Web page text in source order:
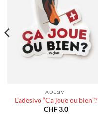
ADESIVI
L’adesivo “Ca joue ou bien”?
CHF3.0